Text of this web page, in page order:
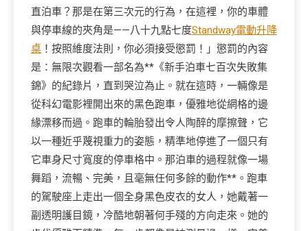
直泊車？那是在第三次元的行為，在這裡，你的車體
與停車線的夾角是——八十九點七度Standway電動升降
桌 ！按照維度法則，你必須接受懲罰！」懲罰的內容
是：無限次觀看一部名為**《新手泊車七百次失敗集
錦》的紀錄片，直到哭泣為止。就在這時，一輛像是
從科幻電影裡開出來的黑色跑車，優雅地從網格的邊
緣漂移而過。跑車的輪胎發出令人陶醉的摩擦聲，它
以一種近乎蔑視重力的姿態，精準地停進了一個只有
它車身尺寸寬度的停車格中。那泊車的過程就像一場
舞蹈，流暢、完美，且毫無任何多餘的動作**。跑車
的駕駛座上走出一個全身黑色皮衣的女人，她戴著一
副透明護目鏡，冷酷地朝著何手殘的方向走來。她的